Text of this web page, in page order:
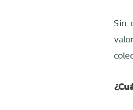
Sin